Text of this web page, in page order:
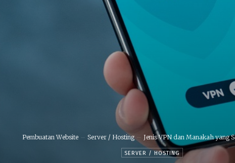
Pembuatan Website Server / Hosting Jenis VPN dan Manakah yang
SERVER / HOSTING